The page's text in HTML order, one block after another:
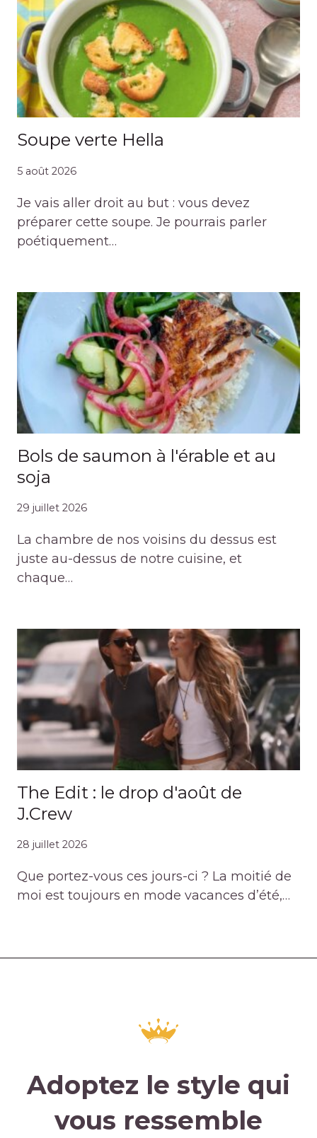
Soupe verte Hella
5 août 2026
Je vais aller droit au but : vous devez
préparer cette soupe. Je pourrais parler
poétiquement…
Bols de saumon à l'érable et au
soja
29 juillet 2026
La chambre de nos voisins du dessus est
juste au-dessus de notre cuisine, et
chaque…
The Edit : le drop d'août de
J.Crew
28 juillet 2026
Que portez-vous ces jours-ci ? La moitié de
moi est toujours en mode vacances d’été,…
Adoptez le style qui
vous ressemble